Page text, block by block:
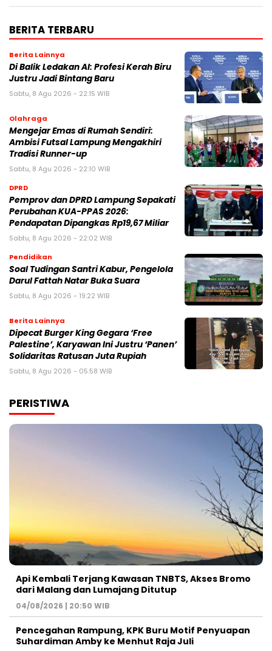
BERITA TERBARU
Berita Lainnya
Di Balik Ledakan AI: Profesi Kerah Biru
Justru Jadi Bintang Baru
Sabtu, 8 Agu 2026 - 22:15 WIB
Olahraga
Mengejar Emas di Rumah Sendiri:
Ambisi Futsal Lampung Mengakhiri
Tradisi Runner-up
Sabtu, 8 Agu 2026 - 22:10 WIB
DPRD
Pemprov dan DPRD Lampung Sepakati
Perubahan KUA-PPAS 2026:
Pendapatan Dipangkas Rp19,67 Miliar
Sabtu, 8 Agu 2026 - 22:02 WIB
Pendidikan
Soal Tudingan Santri Kabur, Pengelola
Darul Fattah Natar Buka Suara
Sabtu, 8 Agu 2026 - 19:22 WIB
Berita Lainnya
Dipecat Burger King Gegara ‘Free
Palestine’, Karyawan Ini Justru ‘Panen’
Solidaritas Ratusan Juta Rupiah
Sabtu, 8 Agu 2026 - 05:58 WIB
PERISTIWA
Api Kembali Terjang Kawasan TNBTS, Akses Bromo
dari Malang dan Lumajang Ditutup
04/08/2026 | 20:50 WIB
Pencegahan Rampung, KPK Buru Motif Penyuapan
Suhardiman Amby ke Menhut Raja Juli